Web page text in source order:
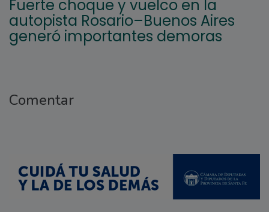
Fuerte choque y vuelco en la
autopista Rosario–Buenos Aires
generó importantes demoras
Comentar